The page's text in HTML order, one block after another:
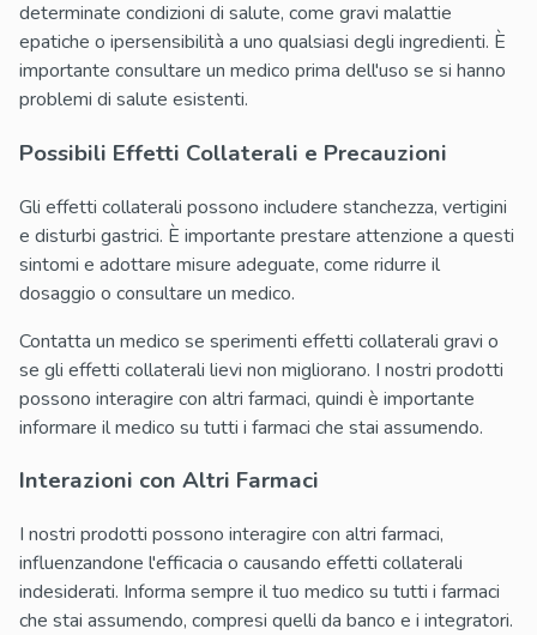
determinate condizioni di salute, come gravi malattie
epatiche o ipersensibilità a uno qualsiasi degli ingredienti. È
importante consultare un medico prima dell'uso se si hanno
problemi di salute esistenti.
Possibili Effetti Collaterali e Precauzioni
Gli effetti collaterali possono includere stanchezza, vertigini
e disturbi gastrici. È importante prestare attenzione a questi
sintomi e adottare misure adeguate, come ridurre il
dosaggio o consultare un medico.
Contatta un medico se sperimenti effetti collaterali gravi o
se gli effetti collaterali lievi non migliorano. I nostri prodotti
possono interagire con altri farmaci, quindi è importante
informare il medico su tutti i farmaci che stai assumendo.
Interazioni con Altri Farmaci
I nostri prodotti possono interagire con altri farmaci,
influenzandone l'efficacia o causando effetti collaterali
indesiderati. Informa sempre il tuo medico su tutti i farmaci
che stai assumendo, compresi quelli da banco e i integratori.